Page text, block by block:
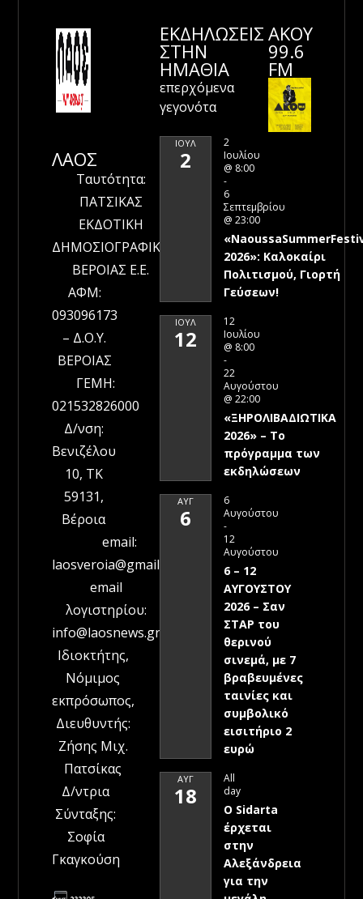
ΛΑΟΣ
Ταυτότητα:
ΠΑΤΣΙΚΑΣ
ΕΚΔΟΤΙΚΗ
ΔΗΜΟΣΙΟΓΡΑΦΙΚΗ
ΒΕΡΟΙΑΣ Ε.Ε.
ΑΦΜ:
093096173
– Δ.Ο.Υ.
ΒΕΡΟΙΑΣ
ΓΕΜΗ:
021532826000
Δ/νση:
Βενιζέλου
10, ΤΚ
59131,
Βέροια
email:
laosveroia@gmail.com
email
λογιστηρίου:
info@laosnews.gr
Ιδιοκτήτης,
Νόμιμος
εκπρόσωπος,
Διευθυντής:
Ζήσης Μιχ.
Πατσίκας
Δ/ντρια
Σύνταξης:
Σοφία
Γκαγκούση
ΕΚΔΗΛΩΣΕΙΣ
ΣΤΗΝ
ΗΜΑΘΊΑ
επερχόμενα
γεγονότα
ΙΟΎΛ
2
2
Ιουλίου
@ 8:00
-
6
Σεπτεμβρίου
@ 23:00
2026»: Καλοκαίρι
Πολιτισμού, Γιορτή
Γεύσεων!
ΙΟΎΛ
12
12
Ιουλίου
@ 8:00
-
22
Αυγούστου
@ 22:00
«ΞΗΡΟΛΙΒΑΔΙΩΤΙΚΑ
2026» – To
πρόγραμμα των
εκδηλώσεων
ΑΥΓ
6
6
Αυγούστου
-
12
Αυγούστου
6 – 12
ΑΥΓΟΥΣΤΟΥ
2026 – Σαν
ΣΤΑΡ του
θερινού
σινεμά, με 7
βραβευμένες
ταινίες και
συμβολικό
εισιτήριο 2
ευρώ
ΑΥΓ
18
All
day
Ο Sidarta
έρχεται
στην
Αλεξάνδρεια
για την
ΑΚΟΥ
99.6
FM